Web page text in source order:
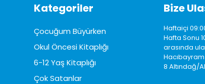
Kategoriler
Çocuğum Büyürken
Okul Öncesi Kitaplığı
6-12 Yaş Kitaplığı
Çok Satanlar
Bize
Haftaiçi
Hafta Sonu
arasında
8 Altındağ/